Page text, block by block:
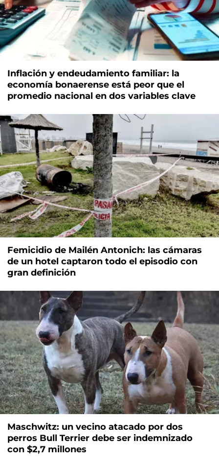
Inflación y endeudamiento familiar: la
economía bonaerense está peor que el
promedio nacional en dos variables clave
Femicidio de Mailén Antonich: las cámaras
de un hotel captaron todo el episodio con
gran definición
Maschwitz: un vecino atacado por dos
perros Bull Terrier debe ser indemnizado
con $2,7 millones